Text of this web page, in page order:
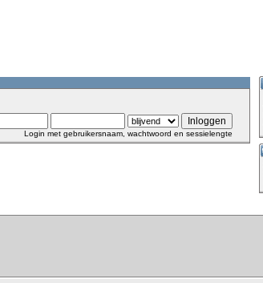
Login met gebruikersnaam, wachtwoord en sessielengte